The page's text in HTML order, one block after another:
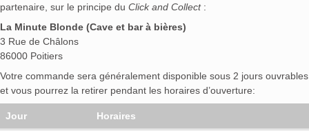
partenaire, sur le principe du Click and Collect:
La Minute Blonde (Cave et bar à bières)
3 Rue de Châlons
86000 Poitiers
Votre commande sera généralement disponible sous 2 jours ouvrables
et vous pourrez la retirer pendant les horaires d’ouverture:
Jour Horaires